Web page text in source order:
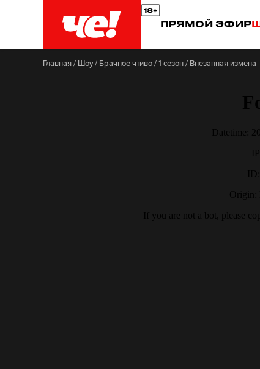
ПРЯМОЙ ЭФИР
Главная/ Шоу/ Брачное чтиво/1 сезон/ Внезапная измена